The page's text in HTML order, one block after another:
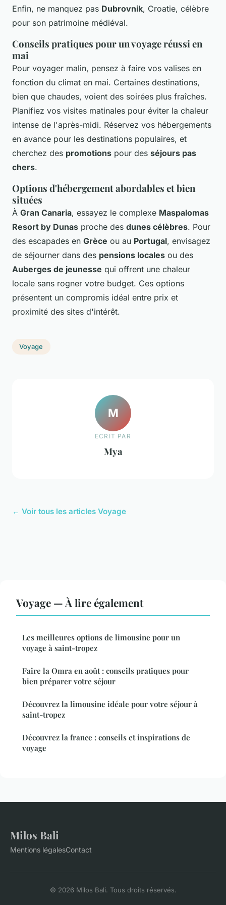
Enfin, ne manquez pas Dubrovnik, Croatie, célèbre
pour son patrimoine médiéval.
Conseils pratiques pour un voyage réussi en
mai
Pour voyager malin, pensez à faire vos valises en
fonction du climat en mai. Certaines destinations,
bien que chaudes, voient des soirées plus fraîches.
Planifiez vos visites matinales pour éviter la chaleur
intense de l'après-midi. Réservez vos hébergements
en avance pour les destinations populaires, et
cherchez des promotions pour des séjours pas
chers.
Options d'hébergement abordables et bien
situées
À Gran Canaria, essayez le complexe Maspalomas
Resort by Dunas proche des dunes célèbres. Pour
des escapades en Grèce ou au Portugal, envisagez
de séjourner dans des pensions locales ou des
Auberges de jeunesse qui offrent une chaleur
locale sans rogner votre budget. Ces options
présentent un compromis idéal entre prix et
proximité des sites d'intérêt.
Voyage
M
ECRIT PAR
Mya
← Voir tous les articles Voyage
Voyage — À lire également
Les meilleures options de limousine pour un
voyage à saint-tropez
Faire la Omra en août : conseils pratiques pour
bien préparer votre séjour
Découvrez la limousine idéale pour votre séjour à
saint-tropez
Découvrez la france : conseils et inspirations de
voyage
Milos Bali
Mentions légalesContact
© 2026 Milos Bali. Tous droits réservés.